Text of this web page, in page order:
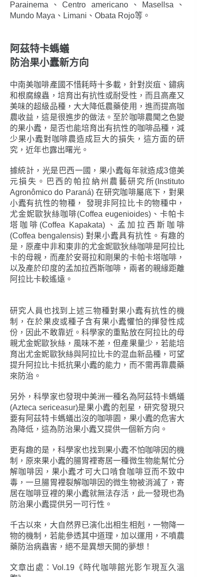
Parainema、Centro americano、Masellsa、
Mundo Maya、Limani、Obata Rojo等。
阿茲特卡螞蟻
防治果小蠹新方向
中南美咖啡產國不惜耗時十多載，針對炭疽、鏽病
和根腐線蟲，培育出有抗性或耐受性，而且高產又
美味的超級品種，大大降低農藥使用，進而提高咖
農收益，這是很進步的做法。至於咖啡農聞之色變
的果小蠹，是否也能培育出有抗性的咖啡品種，減
少果小蠹對咖啡農造成巨大的損失，這方面的研
究，近年也露出曙光。
據統計，光是巴西一國，果小蠹每年就造成3億美
元損失。巴西的帕拉納州農藝研究所(Instituto
Agronômico do Paraná) 在研究咖啡屬底下，對果
小蠹有抗性的物種， 發現非阿拉比卡的物種中，
尤金妮歐狄絲咖啡(Coffea eugenioides)、卡帕卡
塔咖啡(Coffea Kapakata)、孟加拉西斯咖啡
(Coffea bengalensis) 對果小蠹具有抗性。有趣的
是，原產中非和東非的尤金妮歐狄絲咖啡是阿拉比
卡的母親，而產於安哥拉和剛果的卡帕卡塔咖啡，
以及產於印度的孟加拉西斯咖啡，兩者的親緣距離
阿拉比卡較遙遠。
研究人員也找到上述三物種對果小蠹有抗性的機
制，在於果皮或種子含有果小蠹懼怕的揮發性成
份，因此不敢靠近。科學家的重點放在阿拉比的母
親尤金妮歐狄絲，風味不差，但產果量少，若能培
育出尤金妮歐狄絲與阿拉比卡的混血新品種，可望
提升阿拉比卡抵抗果小蠹的能力，而不需再靠農藥
來防治。
另外，科學家也發現中美洲一種名為阿茲特卡螞蟻
(Azteca sericeasur)是果小蠹的剋星，研究發現只
要有阿茲特卡螞蟻出沒的咖啡園，果小蠹的危害大
為降低，這為防治果小蠹又提供一個新方向。
更有趣的是，科學家也找到果小蠹不怕咖啡因的機
制，原來果小蠹的腸胃裡寄居一種微生物能幫忙分
解咖啡因，果小蠹才可大口啃食咖啡豆而不致中
毒，一旦腸胃裡裂解咖啡因的微生物被消滅了，寄
居在咖啡豆裡的果小蠹就無法存活，此一發現也為
防治果小蠹提供另一可行性。
千古以來，大自然界已演化出相生相剋，一物降一
物的機制，若能參透其中道理，加以運用，不噴農
藥防治病蟲害，絕不是異想天開的夢想！
文章出處：Vol.19《時代咖啡館光影乍現亙久溫